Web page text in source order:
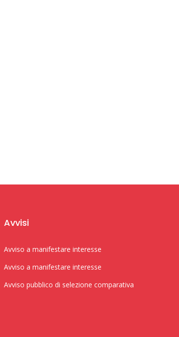
Avvisi
Avviso a manifestare interesse
Avviso a manifestare interesse
Avviso pubblico di selezione comparativa